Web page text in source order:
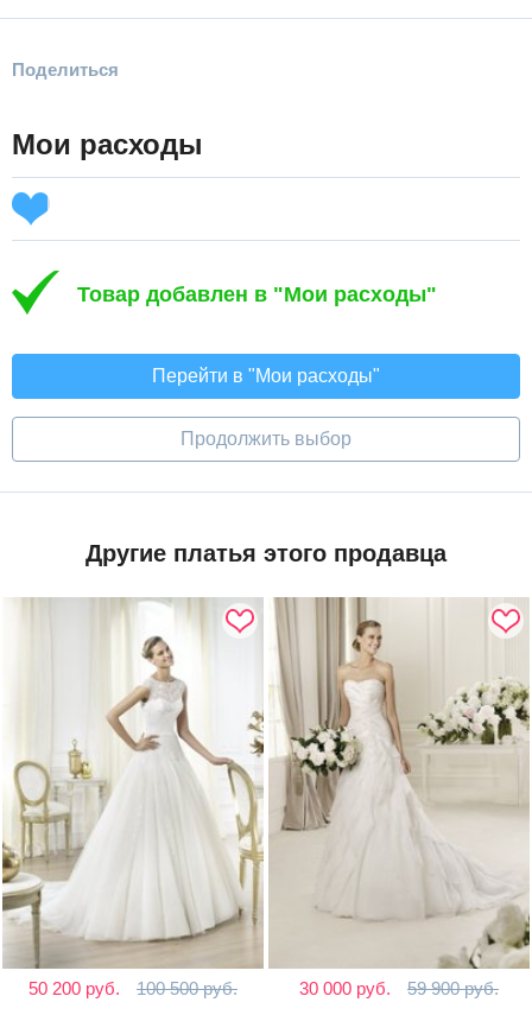
Поделиться
Мои расходы
Товар добавлен в "Мои расходы"
Перейти в "Мои расходы"
Продолжить выбор
Другие платья этого продавца
50 200 руб. 100 500 руб. 30 000 руб. 59 900 руб.